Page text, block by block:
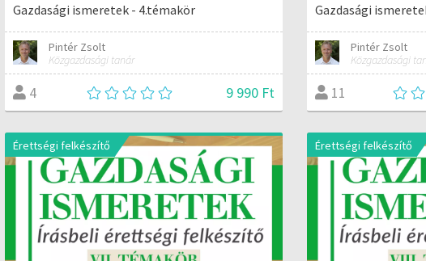
Gazdasági ismeretek - 4.témakör
Pintér Zsolt
Közgazdasági tanár
4 9 990 Ft
Gazdasági
Pintér Zsolt
Közgazdasági
11
Érettségi felkészítő Érettségi felkészítő